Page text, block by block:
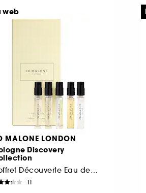
MALONE LONDON
Discovery
11
web